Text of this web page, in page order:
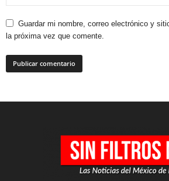
Guardar mi nombre, correo electrónico y
la próxima vez que comente.